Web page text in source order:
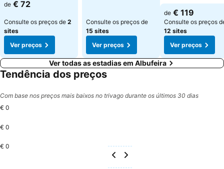
de € 72
Consulte os preços de 2
sites
Ver preços
Consulte os preços de
15 sites
Ver preços
Ver preços
de € 119
Consulte os preços
12 sites
Ver preços
Ver todas as estadias em Albufeira
Tendência dos preços
Com base nos preços mais baixos no trivago durante os últimos 30 dias
€ 0
€ 0
€ 0